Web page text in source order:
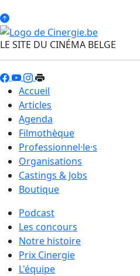
LE SITE DU CINÉMA BELGE
Accueil
Articles
Agenda
Filmothèque
Professionnel·le·s
Organisations
Castings & Jobs
Boutique
Podcast
Les concours
Notre histoire
Prix Cinergie
L'équipe